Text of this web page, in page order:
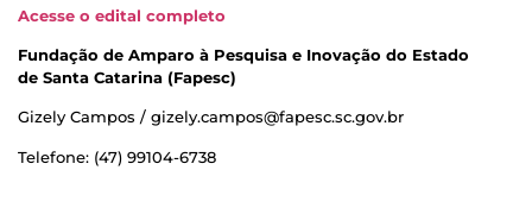
Acesse o edital completo
Fundação de Amparo à Pesquisa e Inovação do Estado
de Santa Catarina (Fapesc)
Gizely Campos / gizely.campos@fapesc.sc.gov.br
Telefone: (47) 99104-6738